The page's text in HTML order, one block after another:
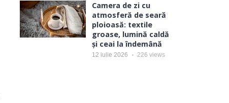
Camera de zi cu
atmosferă de seară
ploioasă: textile
groase, lumină caldă
și ceai la îndemână
12 iulie 2026 226 views